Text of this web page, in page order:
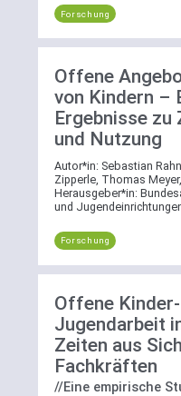
Forschung
Offene
von Kindern –
Ergebnisse zu
und Nutzung
Autor*in: Sebastian
Zipperle, Thomas
Herausgeber*in:
und
Forschung
Offene
Jugendarbeit
Zeiten aus
Fachkräften
//Eine empirische